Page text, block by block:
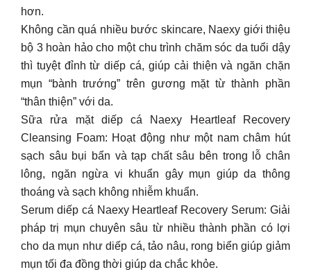
hơn.
Không cần quá nhiều bước skincare, Naexy giới thiệu
bộ 3 hoàn hảo cho một chu trình chăm sóc da tuổi dậy
thì tuyệt đỉnh từ diếp cá, giúp cải thiện và ngăn chặn
mụn “bành trướng” trên gương mặt từ thành phần
“thân thiện” với da.
Sữa rửa mặt diếp cá Naexy Heartleaf Recovery
Cleansing Foam: Hoạt động như một nam châm hút
sạch sâu bụi bẩn và tạp chất sâu bên trong lỗ chân
lông, ngăn ngừa vi khuẩn gây mụn giúp da thông
thoáng và sạch không nhiễm khuẩn.
Serum diếp cá Naexy Heartleaf Recovery Serum: Giải
pháp trị mụn chuyên sâu từ nhiều thành phần có lợi
cho da mụn như diếp cá, tảo nâu, rong biển giúp giảm
mụn tối đa đồng thời giúp da chắc khỏe.